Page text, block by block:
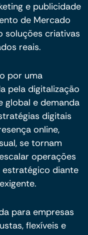
e publicidade
de Mercado
soluções criativas
reais.
por uma
pela digitalização
global e demanda
digitais
online,
se tornam
operações
diante
para empresas
flexíveis e